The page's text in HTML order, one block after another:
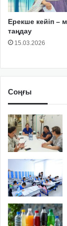
Ерекше кейіп –
таңдау
15.03.2026
Соңғы